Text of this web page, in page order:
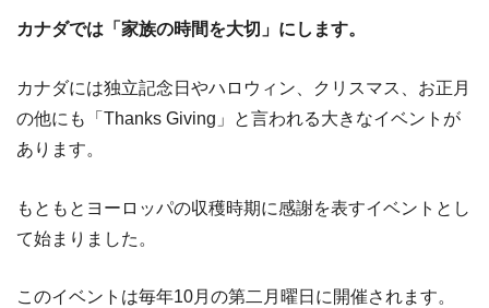
カナダでは「家族の時間を大切」にします。
カナダには独立記念日やハロウィン、クリスマス、お正月
の他にも「Thanks Giving」と言われる大きなイベントが
あります。
もともとヨーロッパの収穫時期に感謝を表すイベントとし
て始まりました。
このイベントは毎年10月の第二月曜日に開催されます。